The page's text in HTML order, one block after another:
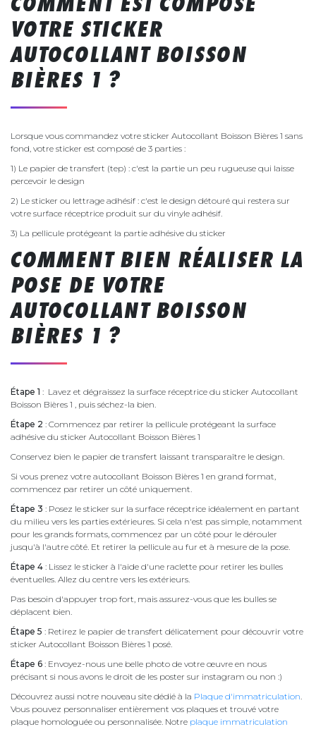
VOTRE STICKER
AUTOCOLLANT BOISSON
BIÈRES 1 ?
Lorsque vous commandez votre sticker Autocollant Boisson Bières 1 sans
fond, votre sticker est composé de 3 parties :
1) Le papier de transfert (tep) : c'est la partie un peu rugueuse qui laisse
percevoir le design
2) Le sticker ou lettrage adhésif : c'est le design détouré qui restera sur
votre surface réceptrice produit sur du vinyle adhésif.
3) La pellicule protégeant la partie adhésive du sticker
COMMENT BIEN RÉALISER LA
POSE DE VOTRE
AUTOCOLLANT BOISSON
BIÈRES 1 ?
Étape 1 : Lavez et dégraissez la surface réceptrice du sticker Autocollant
Boisson Bières 1 , puis séchez-la bien.
Étape 2 : Commencez par retirer la pellicule protégeant la surface
adhésive du sticker Autocollant Boisson Bières 1
Conservez bien le papier de transfert laissant transparaître le design.
Si vous prenez votre autocollant Boisson Bières 1 en grand format,
commencez par retirer un côté uniquement.
Étape 3 : Posez le sticker sur la surface réceptrice idéalement en partant
du milieu vers les parties extérieures. Si cela n'est pas simple, notamment
pour les grands formats, commencez par un côté pour le dérouler
jusqu'à l'autre côté. Et retirer la pellicule au fur et à mesure de la pose.
Étape 4 : Lissez le sticker à l'aide d'une raclette pour retirer les bulles
éventuelles. Allez du centre vers les extérieurs.
Pas besoin d'appuyer trop fort, mais assurez-vous que les bulles se
déplacent bien.
Étape 5 : Retirez le papier de transfert délicatement pour découvrir votre
sticker Autocollant Boisson Bières 1 posé.
Étape 6 : Envoyez-nous une belle photo de votre œuvre en nous
précisant si nous avons le droit de les poster sur instagram ou non :)
Découvrez aussi notre nouveau site dédié à la Plaque d'immatriculation
Vous pouvez personnaliser entièrement vos plaques et trouvé votre
plaque homologuée ou personnalisée. Notre plaque immatriculation